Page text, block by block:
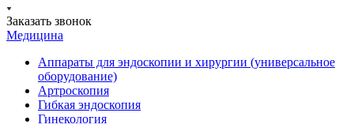
Заказать звонок
Медицина
Аппараты для эндоскопии и хирургии (универсальное
оборудование)
Артроскопия
Гибкая эндоскопия
Гинекология